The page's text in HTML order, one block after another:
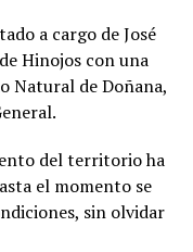
a cargo de José
Hinojos con una
Natural de Doñana,
del territorio ha
el momento se
sin olvidar